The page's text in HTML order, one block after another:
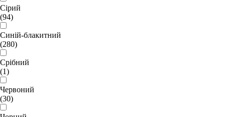
Сірий
(94)
Синій-блакитний
(280)
Срібний
(1)
Червоний
(30)